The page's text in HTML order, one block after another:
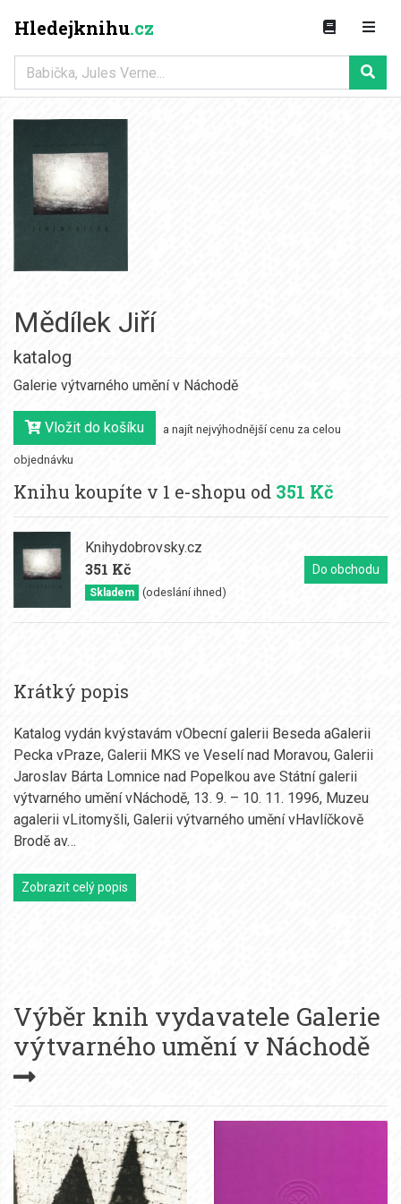
Hledejknihu.cz
Mědílek Jiří
katalog
Galerie výtvarného umění v Náchodě
Vložit do košíku a najít nejvýhodnější cenu za celou
objednávku
Knihu koupíte v 1 e-shopu od 351 Kč
Knihydobrovsky.cz
351 Kč
Skladem (odeslání ihned)
Do obchodu
Krátký popis
Katalog vydán kvýstavám vObecní galerii Beseda aGalerii
Pecka vPraze, Galerii MKS ve Veselí nad Moravou, Galerii
Jaroslav Bárta Lomnice nad Popelkou ave Státní galerii
výtvarného umění vNáchodě, 13. 9. – 10. 11. 1996, Muzeu
agalerii vLitomyšli, Galerii výtvarného umění vHavlíčkově
Brodě av…
Zobrazit celý popis
Výběr knih vydavatele Galerie
výtvarného umění v Náchodě